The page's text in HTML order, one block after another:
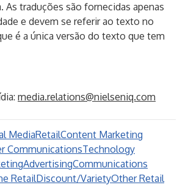
As traduções são fornecidas apenas
e devem se referir ao texto no
é a única versão do texto que tem
media.relations@nielseniq.com
MediaRetailContent Marketing
CommunicationsTechnology
AdvertisingCommunications
RetailDiscount/VarietyOther Retail